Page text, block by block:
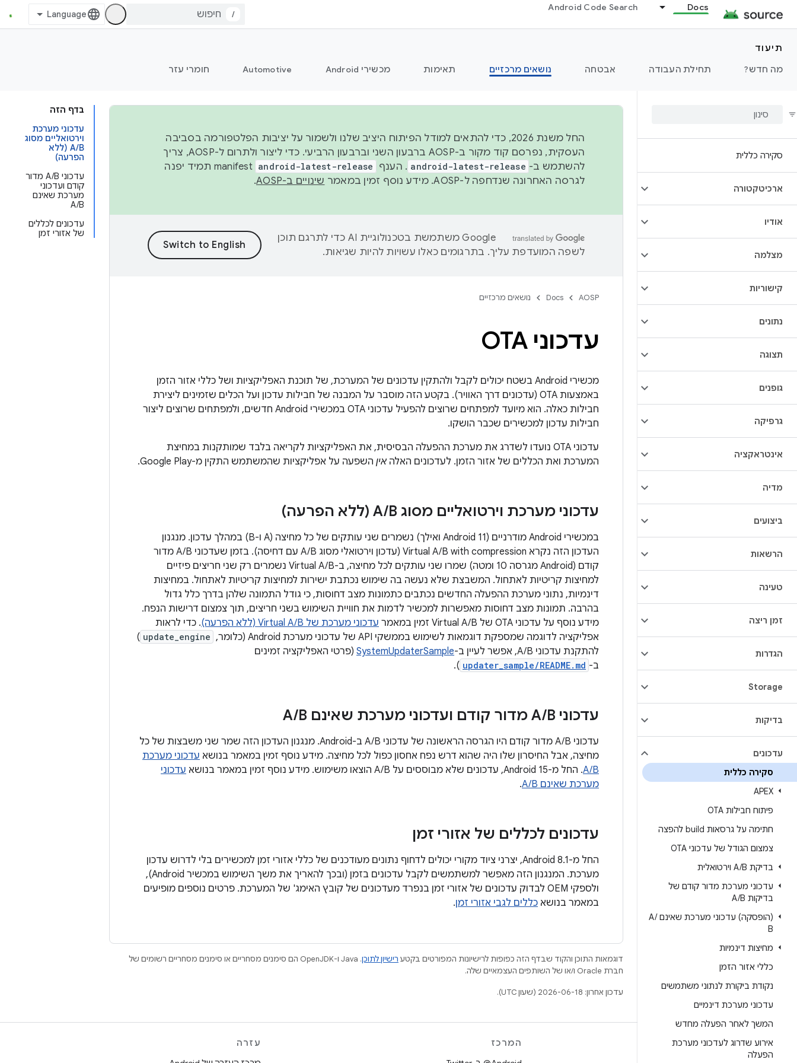
Docs
Android Code Search
/
תיעוד
מה חדש?
תחילת העבודה אבטחה נושאים מרכזיים תאימות מכשירי Android Automotive חומרי עזר
סקירה כללית
ארכיטקטורה
אודיו
מצלמה
קישוריות
נתונים
תצוגה
גופנים
גרפיקה
אינטראקציה
מדיה
ביצועים
הרשאות
טעינה
זמן ריצה
הגדרות
Storage
בדיקות
עדכונים
סקירה כללית
APEX
פיתוח חבילות OTA
חתימה על גרסאות build להפצה
צמצום הגודל של עדכוני OTA
בדיקת A
/B וירטואלית
עדכוני מערכת מדור קודם של
בדיקות A
/B
(הופסקה) עדכוני מערכת שאינם A/
B
מחיצות דינמיות
כללי אזור הזמן
נקודת ביקורת לנתוני משתמשים
עדכוני מערכת דינמיים
המשך לאחר הפעלה מחדש
אירוע שדרוג לעדכוני מערכת
הפעלה
בדף הזה
עדכוני מערכת
וירטואליים מסוג
A/B (ללא
הפרעה)
עדכוני A/B מדור
קודם ועדכוני
מערכת שאינם
A/B
עדכונים לכללים
של אזורי זמן
החל משנת 2026, כדי להתאים למודל הפיתוח היציב שלנו ולשמור על יציבות הפלטפורמה בסביבה
העסקית, נפרסם קוד מקור ב-AOSP ברבעון השני וברבעון הרביעי. כדי ליצור ולתרום ל-AOSP, צריך
להשתמש ב- android-latest-release . הענף android-latest-release
manifest תמיד יפנה
לגרסה האחרונה שנדחפה ל-AOSP. מידע נוסף זמין במאמר
שינויים ב-AOSP .
‫Google משתמשת בטכנולוגיית AI כדי לתרגם תוכן
לשפה המועדפת עליך. בתרגומים כאלו עשויות להיות שגיאות.
AOSP
Docs נושאים מרכזיים
עדכוני OTA
מכשירי Android בשטח יכולים לקבל ולהתקין עדכונים של המערכת, של תוכנת האפליקציות ושל כללי אזור הזמן
באמצעות OTA (עדכונים דרך האוויר). בקטע הזה מוסבר על המבנה של חבילות עדכון ועל הכלים שזמינים ליצירת
חבילות כאלה. הוא מיועד למפתחים שרוצים להפעיל עדכוני OTA במכשירי Android חדשים, ולמפתחים שרוצים ליצור
חבילות עדכון למכשירים שכבר הושקו.
עדכוני OTA נועדו לשדרג את מערכת ההפעלה הבסיסית, את האפליקציות לקריאה בלבד שמותקנות במחיצת
המערכת ואת הכללים של אזור הזמן. לעדכונים האלה אין השפעה על אפליקציות שהמשתמש התקין מ-Google Play.
עדכוני מערכת וירטואליים מסוג A /B (ללא הפרעה)
במכשירי Android מודרניים (Android 11 ואילך) נשמרים שני עותקים של כל מחיצה (A ו-B) במהלך עדכון. מנגנון
העדכון הזה נקרא Virtual A/B with compression (עדכון וירטואלי מסוג A/B עם דחיסה). בזמן שעדכוני A/B מדור
קודם (Android מגרסה 10 ומטה) שמרו שני עותקים לכל מחיצה, ב-Virtual A/B נשמרים רק שני חריצים פיזיים
למחיצות קריטיות לאתחול. המשבצת שלא נעשה בה שימוש נכתבת ישירות למחיצות קריטיות לאתחול. במחיצות
דינמיות, נתוני מערכת ההפעלה החדשים נכתבים כתמונות מצב דחוסות, כי גודל התמונה שלהן בדרך כלל גדול
בהרבה. תמונות מצב דחוסות מאפשרות למכשיר לדמות את חוויית השימוש בשני חריצים, תוך צמצום דרישות הנפח.
מידע נוסף על עדכוני OTA של Virtual A/B זמין במאמר
עדכוני מערכת של Virtual A/B (ללא הפרעה)
. כדי לראות
אפליקציה לדוגמה שמספקת דוגמאות לשימוש בממשקי API של עדכוני מערכת Android (כלומר,
update_engine
)
להתקנת עדכוני A/B, אפשר לעיין ב-
SystemUpdaterSample (פרטי האפליקציה זמינים
ב- updater_sample/README.md
).
עדכוני A /B מדור קודם ועדכוני מערכת שאינם A /B
עדכוני A/B מדור קודם היו הגרסה הראשונה של עדכוני A/B ב-Android. מנגנון העדכון הזה שמר שני משבצות של כל
מחיצה, אבל החיסרון שלו היה שהוא דרש נפח אחסון כפול לכל מחיצה. מידע נוסף זמין במאמר בנושא עדכוני מערכת
A/B. החל מ-Android 15, עדכונים שלא מבוססים על A/B הוצאו משימוש. מידע נוסף זמין במאמר בנושא
עדכוני
מערכת שאינם A/B
.
עדכונים לכללים של אזורי זמן
החל מ-Android 8.1, יצרני ציוד מקורי יכולים לדחוף נתונים מעודכנים של כללי אזורי זמן למכשירים בלי לדרוש עדכון
מערכת. המנגנון הזה מאפשר למשתמשים לקבל עדכונים בזמן (ובכך להאריך את משך השימוש במכשיר Android),
ולספקי OEM לבדוק עדכונים של אזורי זמן בנפרד מעדכונים של קובץ האימג' של המערכת. פרטים נוספים מופיעים
במאמר בנושא כללים לגבי אזורי זמן.
דוגמאות התוכן והקוד שבדף הזה כפופות לרישיונות המפורטים בקטע רישיון לתוכן
.‏ Java ו-OpenJDK הם סימנים מסחריים או סימנים מסחריים רשומים של
חברת Oracle ו/או של השותפים העצמאיים שלה.
עדכון אחרון: 2026-06-18 (שעון UTC).
BUILD
המרכז
עזרה